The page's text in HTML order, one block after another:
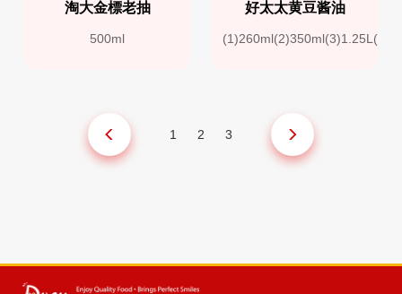
淘大金標老抽
500ml
好太太黄豆酱油
1 2 3